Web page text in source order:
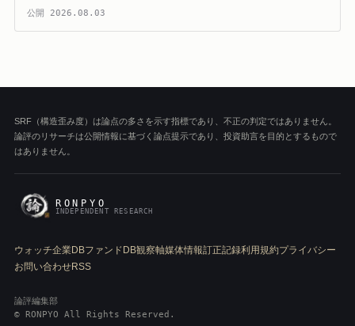
公開 2026.08.03
SRF（構造歪み度）は論点の多さを示す指標であり、不正の判定ではありません。
論評のリサーチは公開情報に基づく論点提示であり、投資助言を目的とするもので
はありません。
RONPYO
INDEPENDENT RESEARCH
ウォッチ企業DBファンドDB観察軸媒体情報訂正記録利用規約プライバシー
お問い合わせRSS
論評編集部
© RONPYO All Rights Reserved.